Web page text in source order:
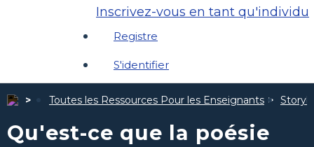
Inscrivez-vous en tant qu'individu
Registre
S'identifier
Toutes les Ressources Pour les Enseignants
Qu'est-ce que la poésie